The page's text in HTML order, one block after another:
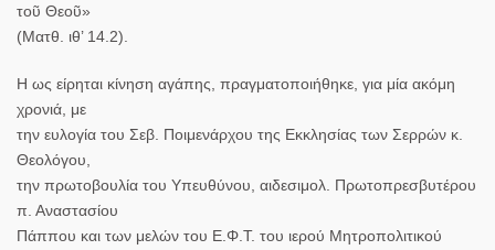
τοῦ Θεοῦ»
(Ματθ. ιθ’ 14.2).
Η ως είρηται κίνηση αγάπης, πραγματοποιήθηκε, για μία ακόμη
χρονιά, με
την ευλογία του Σεβ. Ποιμενάρχου της Εκκλησίας των Σερρών κ.
Θεολόγου,
την πρωτοβουλία του Υπευθύνου, αιδεσιμολ. Πρωτοπρεσβυτέρου
π. Αναστασίου
Πάππου και των μελών του Ε.Φ.Τ. του ιερού Μητροπολιτικού